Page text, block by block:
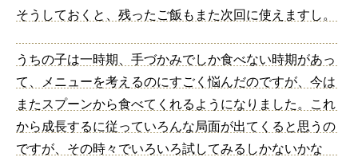
そうしておくと、残ったご飯もまた次回に使えますし。
うちの子は一時期、手づかみでしか食べない時期があっ
て、メニューを考えるのにすごく悩んだのですが、今は
またスプーンから食べてくれるようになりました。これ
から成長するに従っていろんな局面が出てくると思うの
ですが、その時々でいろいろ試してみるしかないかな